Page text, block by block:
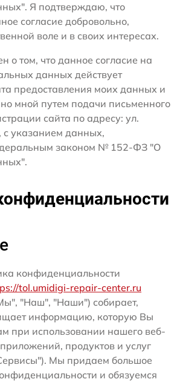
Я подтверждаю, что
согласие добровольно,
воле и в своих интересах.
о том, что данное согласие на
данных действует
предоставления моих данных и
мной путем подачи письменного
сайта по адресу: ул.
указанием данных,
законом № 152-ФЗ "О
конфиденциальности
tol.umidigi-repair-center.ru
"Наш", "Наши") собирает,
информацию, которую Вы
при использовании нашего веб-
продуктов и услуг
Мы придаем большое
и обязуемся